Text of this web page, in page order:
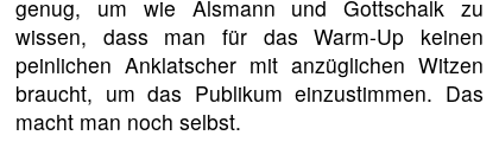
genug, um wie Alsmann und Gottschalk zu
wissen, dass man für das Warm-Up keinen
peinlichen Anklatscher mit anzüglichen Witzen
braucht, um das Publikum einzustimmen. Das
macht man noch selbst.